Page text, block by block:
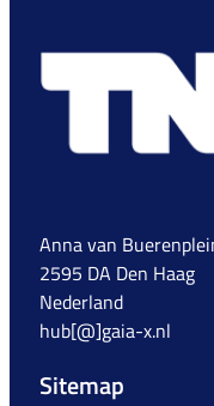
Anna van
2595 DA Den Haag
Nederland
hub[@]gaia-x.nl
Sitemap